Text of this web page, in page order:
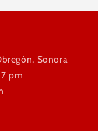
Sonora
pm